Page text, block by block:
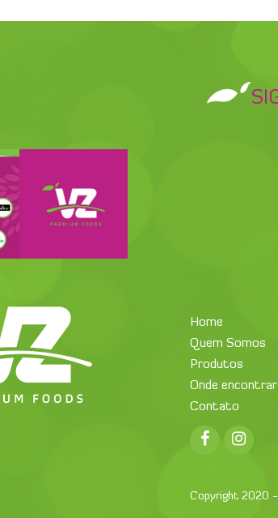
Home
Quem Somos
Produtos
Onde encontrar
Contato
Facebook
Copyright 2020